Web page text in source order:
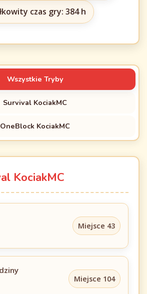
czas gry: 384 h
Wszystkie Tryby
Survival KociakMC
OneBlock KociakMC
KociakMC
Miejsce 43
Miejsce 104